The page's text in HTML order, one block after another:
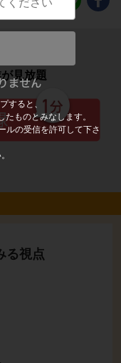
すると、
たものとみなします。
ルの受信を許可して下さ
直しまで
見放題
る視点